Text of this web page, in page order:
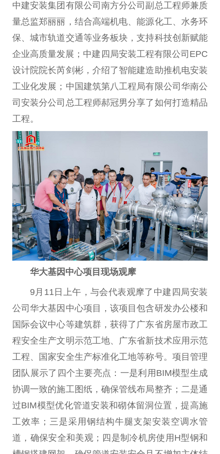
中建安装集团有限公司南方分公司副总工程师兼质
量总监郑丽丽，结合高端机电、能源化工、水务环
保、城市轨道交通等业务板块，支持科技创新赋能
企业高质量发展；中建四局安装工程有限公司EPC
设计院院长芮剑彬，介绍了智能建造助推机电安装
工业化发展；中国建筑第八工程局有限公司华南公
司安装分公司总工程师郝冠男分享了如何打造精品
工程。
华大基因中心项目现场观摩
9月11日上午，与会代表观摩了中建四局安装
公司华大基因中心项目，该项目包含研发办公楼和
国际会议中心等建筑群，获得了广东省房屋市政工
程安全生产文明示范工地、广东省新技术应用示范
工程、国家安全生产标准化工地等称号。项目管理
团队展示了四个主要亮点：一是利用BIM模型生成
协调一致的施工图纸，确保管线布局整齐；二是通
过BIM模型优化管道安装和砌体留洞位置，提高施
工效率；三是采用钢结构牛腿支架安装空调水管
道，确保安全和美观；四是制冷机房使用H型钢和